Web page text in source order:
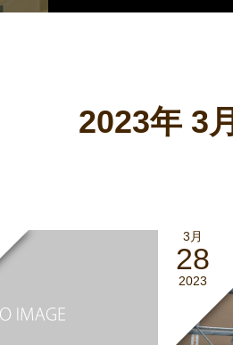
2023年 3月
3月
28
2023